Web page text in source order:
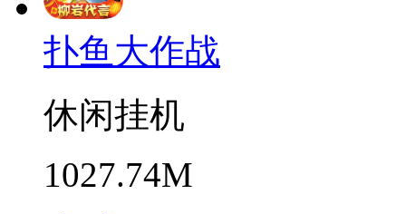
扑鱼大作战
休闲挂机
1027.74M